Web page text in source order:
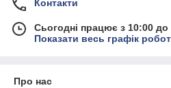
Контакти
Сьогодні працює з 10:00 до
Показати весь графік
Про нас